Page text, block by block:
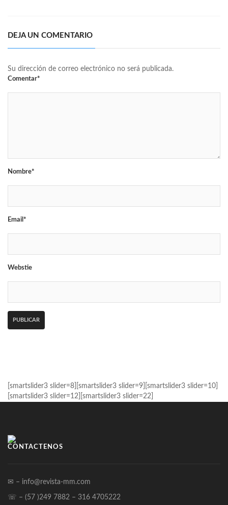
DEJA UN COMENTARIO
Su dirección de correo electrónico no será publicada.
Comentar*
Nombre*
Email*
Webstie
[smartslider3 slider=8][smartslider3 slider=9][smartslider3 slider=10]
[smartslider3 slider=12][smartslider3 slider=22]
CONTÁCTENOS
✉ – info@revista-mm.com
☏ – (57 )249 7882 – 316 4705222